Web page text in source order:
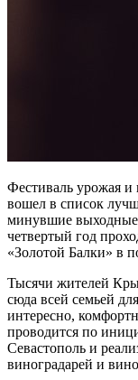
Фестиваль урожая и
вошел в список
минувшие
четвертый год
«Золотой Балки» в
Тысячи жителей
сюда всей семьей
интересно,
проводится по
Севастополь и
виноградарей и